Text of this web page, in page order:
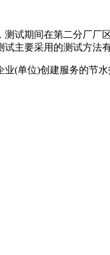
期间在第二分厂厂区
主要采用的测试方法
业(单位)创建服务的节